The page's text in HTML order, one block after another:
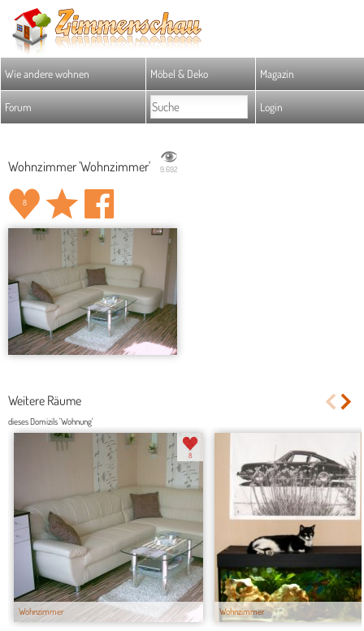
Wie andere wohnen Möbel & Deko Magazin
Forum Login
Wohnzimmer 'Wohnzimmer' 9.692
8
Weitere Räume
dieses Domizils 'Wohnung'
Wohnzimmer
8
Wohnzimmer